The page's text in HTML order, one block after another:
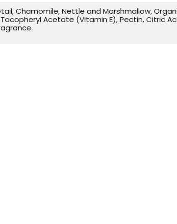
Chamomile, Nettle and Marshmallow,
Acetate (Vitamin E), Pectin, Citric